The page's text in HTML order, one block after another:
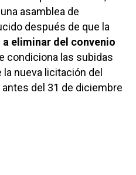
asamblea de
después de que la
eliminar del convenio
condiciona las subidas
la nueva licitación del
del 31 de diciembre